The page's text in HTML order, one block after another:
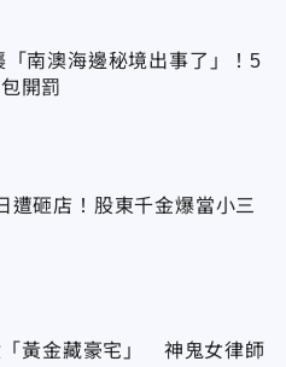
「南澳海邊秘境出事了」！5
開罰
遭砸店！股東千金爆當小三
黃金藏豪宅」 神鬼女律師